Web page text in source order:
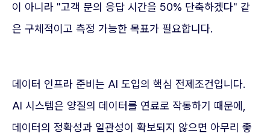
이 아니라 "고객 문의 응답 시간을 50% 단축하겠다" 같
은 구체적이고 측정 가능한 목표가 필요합니다.
데이터 인프라 준비는 AI 도입의 핵심 전제조건입니다.
AI 시스템은 양질의 데이터를 연료로 작동하기 때문에,
데이터의 정확성과 일관성이 확보되지 않으면 아무리 좋